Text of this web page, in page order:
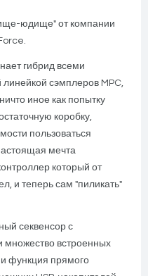
юдище" от компании
гибрид всеми
сэмплеров MPC,
иное как попытку
коробку,
пользоваться
мечта
который от
и теперь сам "пиликать"
секвенсор с
множество встроенных
функция прямого